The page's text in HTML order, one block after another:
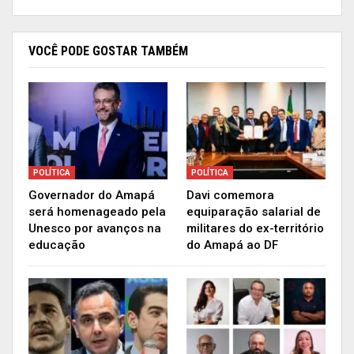
momento de crise e de tanta dificuldade”,
agradeceu Davi.
Assista o vídeo com os
depoimentos de Davi e Mandetta
VOCÊ PODE GOSTAR TAMBÉM
POLÍTICA
Governador do Amapá
será homenageado pela
Unesco por avanços na
educação
POLÍTICA
Davi comemora
equiparação salarial de
militares do ex-território
do Amapá ao DF